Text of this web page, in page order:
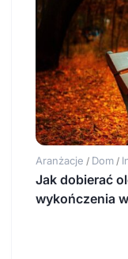
Aranżacje / Dom /
Jak dobierać
wykończenia